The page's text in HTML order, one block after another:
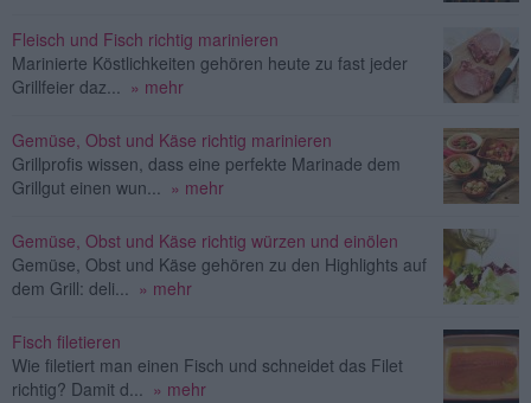
Fleisch und Fisch richtig marinieren
Marinierte Köstlichkeiten gehören heute zu fast jeder
Grillfeier daz... » mehr
Gemüse, Obst und Käse richtig marinieren
Grillprofis wissen, dass eine perfekte Marinade dem
Grillgut einen wun... » mehr
Gemüse, Obst und Käse richtig würzen und einölen
Gemüse, Obst und Käse gehören zu den Highlights auf
dem Grill: deli... » mehr
Fisch filetieren
Wie filetiert man einen Fisch und schneidet das Filet
richtig? Damit d... » mehr